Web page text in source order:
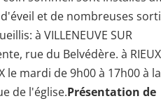
et de nombreuses
à VILLENEUVE SUR
rue du Belvédère. à
le mardi de 9h00 à 17h00 à la
de l'église.Présentation de